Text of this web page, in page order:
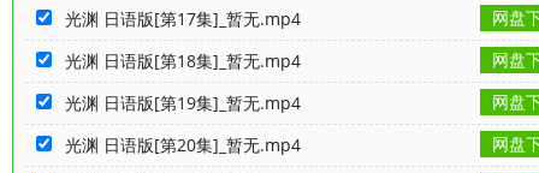
光渊 日语版[第17集]_暂无.mp4
网盘
光渊 日语版[第18集]_暂无.mp4
网盘
光渊 日语版[第19集]_暂无.mp4
网盘
光渊 日语版[第20集]_暂无.mp4
网盘